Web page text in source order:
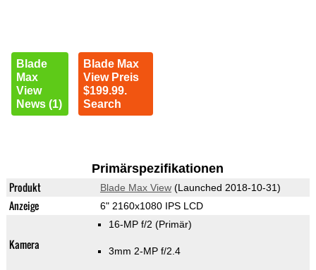
Blade
Max
View
News (1)
Blade Max
View Preis
$199.99.
Search
Primärspezifikationen
Produkt Blade Max View(Launched 2018-10-31)
Anzeige 6" 2160x1080 IPS LCD
Kamera
16-MP f/2 (Primär)
3mm 2-MP f/2.4